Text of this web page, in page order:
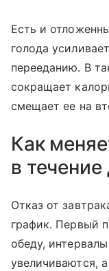
Есть и
голода
перееданию. В
сокращает
смещает ее на
Как
в течение
Отказ от
график. Первый
обеду,
увеличиваются,